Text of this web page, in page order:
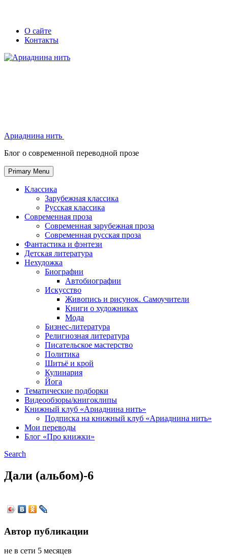
Skip
Secondary
left
navigation
Secondary
right
navigation
О сайте
Контакты
Ариаднина нить
Блог о современной переводной прозе
Primary Menu
Классика
Зарубежная классика
Русская классика
Современная проза
Современная зарубежная проза
Современная русская проза
Фантастика и фэнтези
Детская литература
Нехудожка
Биографии
Автобиографии
Искусство
Живопись и рисунок. Самоучители
Книги о художниках
Мода
Бизнес-литература
Религиозная литература
Писательское мастерство
Политика
Шитьё и крой
Кулинария
Йога
Тематические подборки
Видеообзоры/книгоклипы
Книжный клуб «Ариаднина нить»
Подписка на книжный клуб «Ариаднина нить»
Мои переводы
Блог «Про книжки»
Search
Дали (альбом)-6
Автор публикации
не в сети 5 месяцев